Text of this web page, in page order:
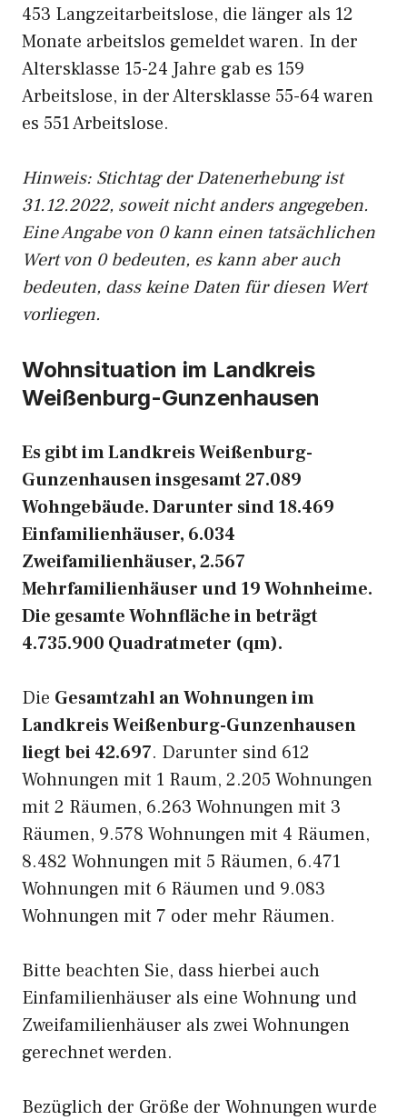
453 Langzeitarbeitslose, die länger als 12
Monate arbeitslos gemeldet waren. In der
Altersklasse 15-24 Jahre gab es 159
Arbeitslose, in der Altersklasse 55-64 waren
es 551 Arbeitslose.
Hinweis: Stichtag der Datenerhebung ist
31.12.2022, soweit nicht anders angegeben.
Eine Angabe von 0 kann einen tatsächlichen
Wert von 0 bedeuten, es kann aber auch
bedeuten, dass keine Daten für diesen Wert
vorliegen.
Wohnsituation im Landkreis
Weißenburg-Gunzenhausen
Es gibt im Landkreis Weißenburg-
Gunzenhausen insgesamt 27.089
Wohngebäude. Darunter sind 18.469
Einfamilienhäuser, 6.034
Zweifamilienhäuser, 2.567
Mehrfamilienhäuser und 19 Wohnheime.
Die gesamte Wohnfläche in beträgt
4.735.900 Quadratmeter (qm).
Die Gesamtzahl an Wohnungen im
Landkreis Weißenburg-Gunzenhausen
liegt bei 42.697. Darunter sind 612
Wohnungen mit 1 Raum, 2.205 Wohnungen
mit 2 Räumen, 6.263 Wohnungen mit 3
Räumen, 9.578 Wohnungen mit 4 Räumen,
8.482 Wohnungen mit 5 Räumen, 6.471
Wohnungen mit 6 Räumen und 9.083
Wohnungen mit 7 oder mehr Räumen.
Bitte beachten Sie, dass hierbei auch
Einfamilienhäuser als eine Wohnung und
Zweifamilienhäuser als zwei Wohnungen
gerechnet werden.
Bezüglich der Größe der Wohnungen wurde